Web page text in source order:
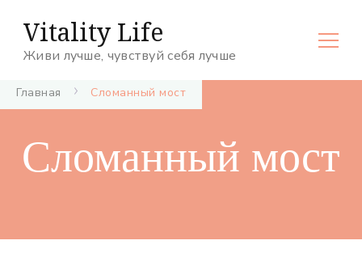
Vitality Life
Живи лучше, чувствуй себя лучше
Главная Сломанный мост
Сломанный мост